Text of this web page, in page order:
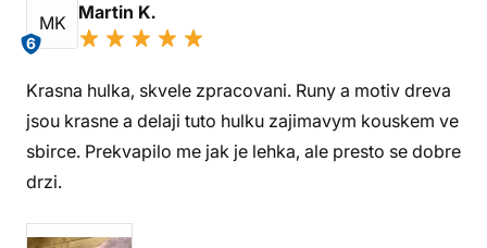
MK
6
Martin K.
Krasna hulka, skvele zpracovani. Runy a motiv dreva
jsou krasne a delaji tuto hulku zajimavym kouskem ve
sbirce. Prekvapilo me jak je lehka, ale presto se dobre
drzi.